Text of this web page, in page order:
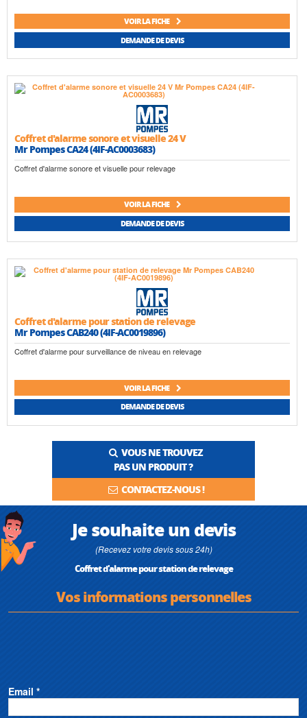
VOIR LA FICHE
DEMANDE DE DEVIS
Coffret d'alarme sonore et visuelle 24 V
Mr Pompes CA24 (4IF-AC0003683)
Coffret d'alarme sonore et visuelle pour relevage
VOIR LA FICHE
DEMANDE DE DEVIS
Coffret d'alarme pour station de relevage
Mr Pompes CAB240 (4IF-AC0019896)
Coffret d'alarme pour surveillance de niveau en relevage
VOIR LA FICHE
DEMANDE DE DEVIS
VOUS NE TROUVEZ
PAS UN PRODUIT ?
CONTACTEZ-NOUS !
Je souhaite un devis
(Recevez votre devis sous 24h)
Coffret d'alarme pour station de relevage
Vos informations personnelles
Email *